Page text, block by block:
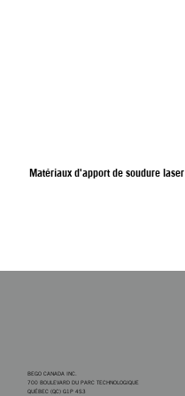
Matériaux d'apport de soudure laser
BEGO CANADA INC.
700 BOULEVARD DU PARC TECHNOLOGIQUE
QUÉBEC (QC) G1P 4S3